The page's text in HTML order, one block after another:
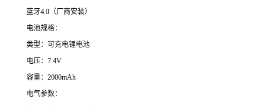
蓝牙4.0（厂商安装）
电池规格：
类型：可充电锂电池
电压：7.4V
容量：2000mAh
电气参数：